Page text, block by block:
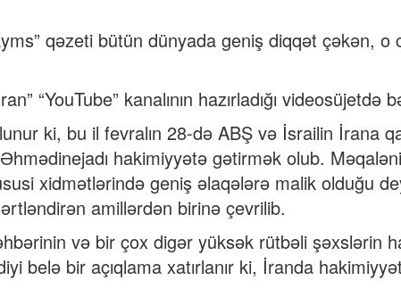
qəzeti bütün dünyada geniş diqqət çəkən, o
“YouTube” kanalının hazırladığı videosüjetdə
ki, bu il fevralın 28-də ABŞ və İsrailin İrana
hakimiyyətə gətirmək olub.
xidmətlərində geniş əlaqələrə malik olduğu
amillərdən birinə çevrilib.
və bir çox digər yüksək rütbəli şəxslərin
belə bir açıqlama xatırlanır ki, İranda